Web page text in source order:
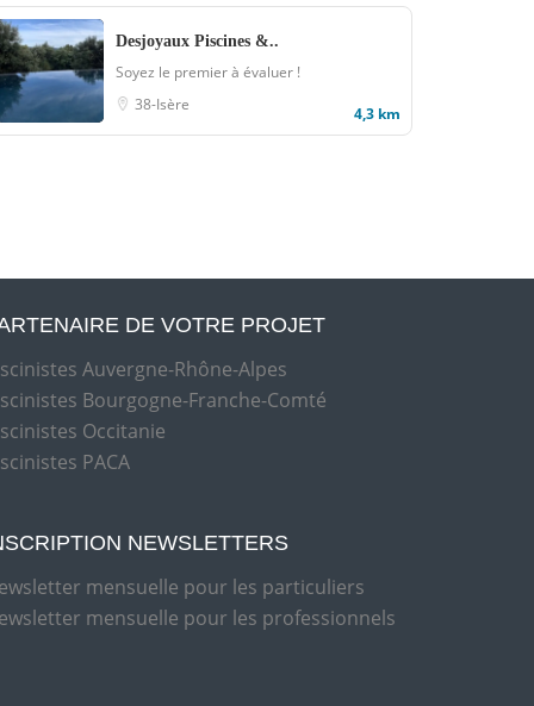
Desjoyaux Piscines &..
Soyez le premier à évaluer !
38-Isère
4,3 km
DE VOTRE PROJET
Auvergne-Rhône-Alpes
Bourgogne-Franche-Comté
Occitanie
PACA
NEWSLETTERS
mensuelle pour les particuliers
mensuelle pour les professionnels